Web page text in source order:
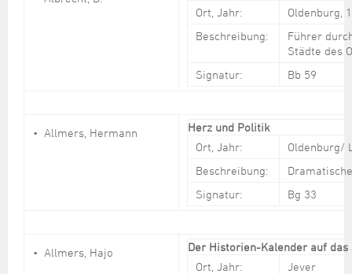
Ort, Jahr:
Oldenburg,
Beschreibung:
Führer
Städte des
Signatur:
Bb 59
Allmers, Hermann
Herz und Politik
Ort, Jahr:
Oldenburg/
Beschreibung:
Signatur:
Bg 33
Allmers, Hajo
Der Historien-Kalender auf
Ort, Jahr:
Jever